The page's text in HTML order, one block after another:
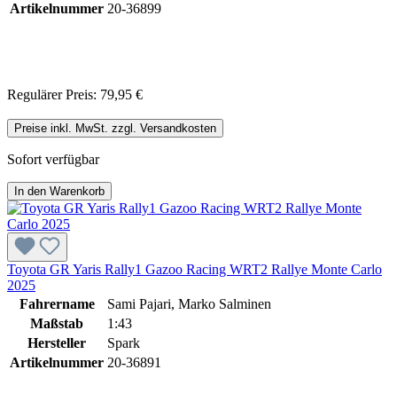
Artikelnummer 20-36899
Regulärer Preis: 79,95 €
Preise inkl. MwSt. zzgl. Versandkosten
Sofort verfügbar
In den Warenkorb
Toyota GR Yaris Rally1 Gazoo Racing WRT2 Rallye Monte Carlo
2025
Fahrername
Sami Pajari, Marko Salminen
Maßstab
1:43
Hersteller
Spark
Artikelnummer 20-36891